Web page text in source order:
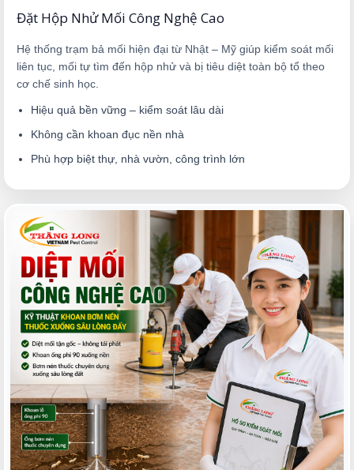
Đặt Hộp Nhử Mối Công Nghệ Cao
Hệ thống trạm bả mối hiện đại từ Nhật – Mỹ giúp kiểm soát mối
liên tục, mối tự tìm đến hộp nhử và bị tiêu diệt toàn bộ tổ theo
cơ chế sinh học.
Hiệu quả bền vững – kiểm soát lâu dài
Không cần khoan đục nền nhà
Phù hợp biệt thự, nhà vườn, công trình lớn